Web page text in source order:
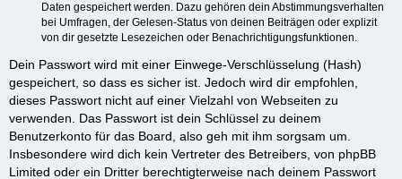
Daten gespeichert werden. Dazu gehören dein Abstimmungsverhalten
bei Umfragen, der Gelesen-Status von deinen Beiträgen oder explizit
von dir gesetzte Lesezeichen oder Benachrichtigungsfunktionen.
Dein Passwort wird mit einer Einwege-Verschlüsselung (Hash)
gespeichert, so dass es sicher ist. Jedoch wird dir empfohlen,
dieses Passwort nicht auf einer Vielzahl von Webseiten zu
verwenden. Das Passwort ist dein Schlüssel zu deinem
Benutzerkonto für das Board, also geh mit ihm sorgsam um.
Insbesondere wird dich kein Vertreter des Betreibers, von phpBB
Limited oder ein Dritter berechtigterweise nach deinem Passwort